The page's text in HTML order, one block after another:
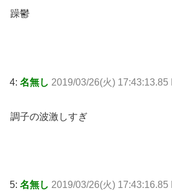
躁鬱
4: 名無し 2019/03/26(火) 17:43:13.85
調子の波激しすぎ
5: 名無し 2019/03/26(火) 17:43:16.85